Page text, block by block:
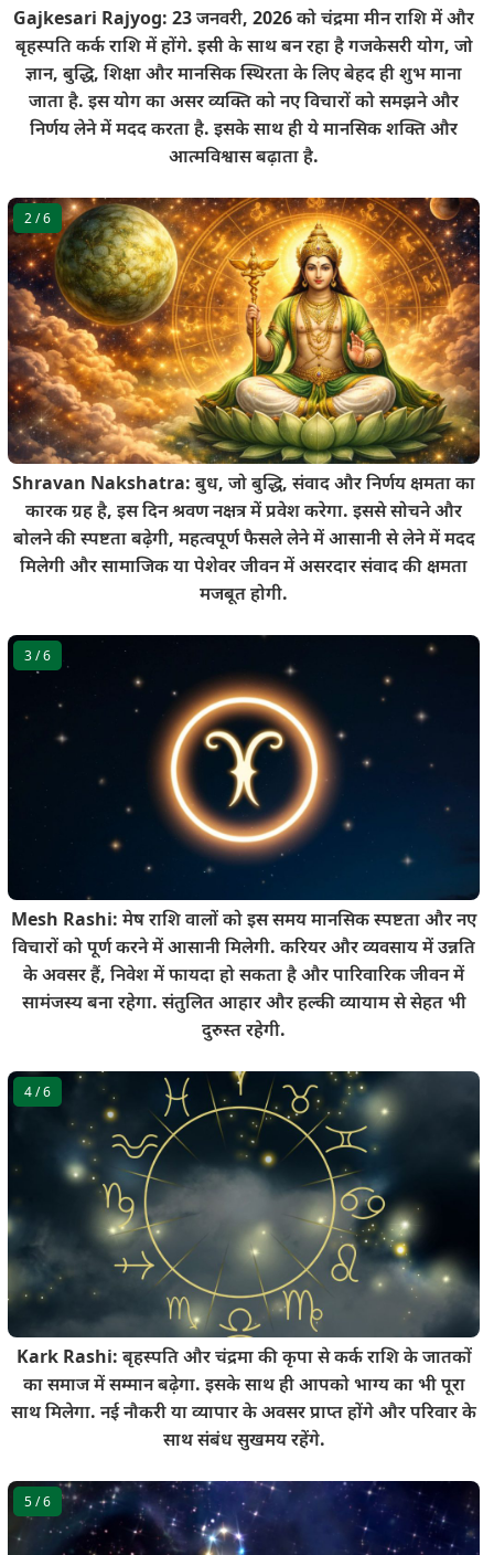
Gajkesari Rajyog: 23 जनवरी, 2026 को चंद्रमा मीन राशि में और
बृहस्पति कर्क राशि में होंगे. इसी के साथ बन रहा है गजकेसरी योग, जो
ज्ञान, बुद्धि, शिक्षा और मानसिक स्थिरता के लिए बेहद ही शुभ माना
जाता है. इस योग का असर व्यक्ति को नए विचारों को समझने और
निर्णय लेने में मदद करता है. इसके साथ ही ये मानसिक शक्ति और
आत्मविश्वास बढ़ाता है.
2/ 6
Shravan Nakshatra: बुध, जो बुद्धि, संवाद और निर्णय क्षमता का
कारक ग्रह है, इस दिन श्रवण नक्षत्र में प्रवेश करेगा. इससे सोचने और
बोलने की स्पष्टता बढ़ेगी, महत्वपूर्ण फैसले लेने में आसानी से लेने में मदद
मिलेगी और सामाजिक या पेशेवर जीवन में असरदार संवाद की क्षमता
मजबूत होगी.
3/ 6
Mesh Rashi: मेष राशि वालों को इस समय मानसिक स्पष्टता और नए
विचारों को पूर्ण करने में आसानी मिलेगी. करियर और व्यवसाय में उन्नति
के अवसर हैं, निवेश में फायदा हो सकता है और पारिवारिक जीवन में
सामंजस्य बना रहेगा. संतुलित आहार और हल्की व्यायाम से सेहत भी
दुरुस्त रहेगी.
4/ 6
Kark Rashi: बृहस्पति और चंद्रमा की कृपा से कर्क राशि के जातकों
का समाज में सम्मान बढ़ेगा. इसके साथ ही आपको भाग्य का भी पूरा
साथ मिलेगा. नई नौकरी या व्यापार के अवसर प्राप्त होंगे और परिवार के
साथ संबंध सुखमय रहेंगे.
5/ 6